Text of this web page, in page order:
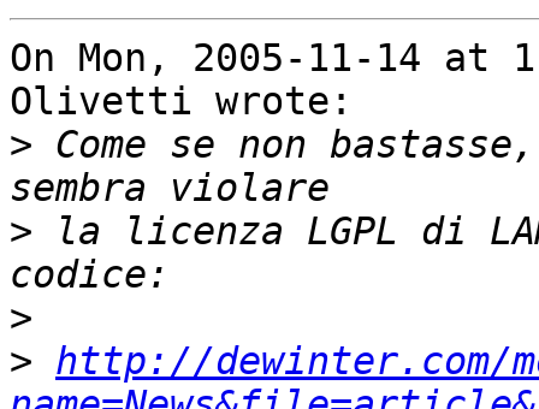
On Mon, 2005-11-14 at
Olivetti wrote:
> Come se non
> la licenza LGPL di
>
> http://dewinter.com/